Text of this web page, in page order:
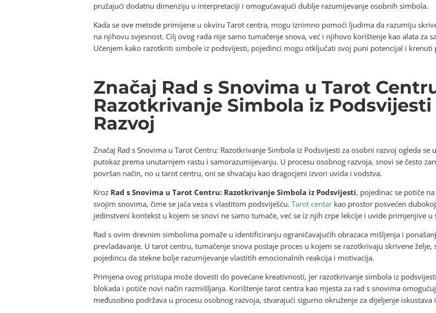
pružajući dodatnu dimenziju u interpretaciji i omogućavajući dublje razumijevanje osobnih simbola.
Kada se ove metode primijene u okviru Tarot centra, mogu iznimno pomoći ljudima da razumiju
na njihovu svjesnost. Cilj ovog rada nije samo tumačenje snova, već i njihovo korištenje kao alata za
Učenjem kako razotkriti simbole iz podsvijesti, pojedinci mogu otključati svoj puni potencijal i
Značaj Rad s Snovima u Tarot
Razotkrivanje Simbola iz Podsvijesti
Razvoj
Značaj Rad s Snovima u Tarot Centru: Razotkrivanje Simbola iz Podsvijesti za osobni razvoj ogleda se
putokaz prema unutarnjem rastu i samorazumijevanju. U procesu osobnog razvoja, snovi se često
površan način, no u tarot centru, oni se shvaćaju kao dragocjeni izvori uvida i vodstva.
Kroz Rad s Snovima u Tarot Centru: Razotkrivanje Simbola iz Podsvijesti, pojedinac se potiče
svojim snovima, čime se jača veza s vlastitom podsviješću. Tarot centar kao prostor posvećen
jedinstveni kontekst u kojem se snovi ne samo tumače, već se iz njih crpe lekcije i uvide primjenjive
Rad s ovim drevnim simbolima pomaže u identificiranju ograničavajućih obrazaca mišljenja i
prevladavanje. U tarot centru, tumačenje snova postaje proces u kojem se razotkrivaju skrivene
pojedincu da stekne bolje razumijevanje vlastitih emocionalnih reakcija i motivacija.
Primjena ovog pristupa može dovesti do povećane kreativnosti, jer razotkrivanje simbola iz
blokada i potiče novi način razmišljanja. Korištenje tarot centra kao mjesta za rad s snovima
međusobno podržava u procesu osobnog razvoja, stvarajući sigurno okruženje za dijeljenje iskustava